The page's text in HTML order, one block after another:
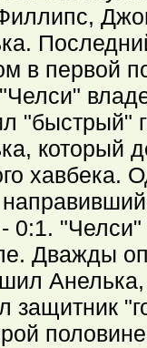
в первой
"Челси"
"быстрый"
который
хавбека.
- 0:1.
Дважды
защитник